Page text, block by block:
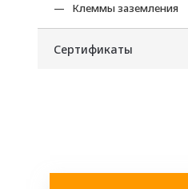
Клеммы заземления
Сертификаты